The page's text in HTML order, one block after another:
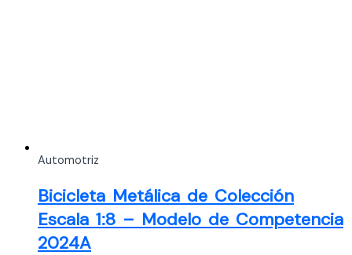
Automotriz
Bicicleta Metálica de Colección
Escala 1:8 – Modelo de Competencia
2024A